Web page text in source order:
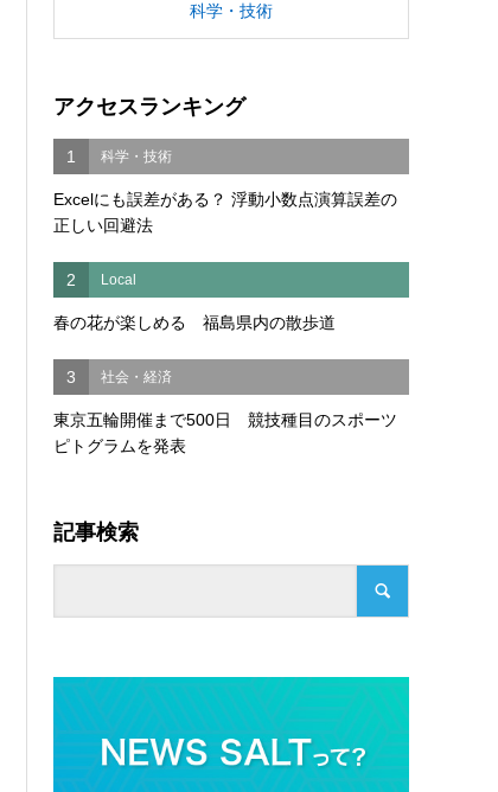
科学・技術
アクセスランキング
1 科学・技術
Excelにも誤差がある？ 浮動小数点演算誤差の
正しい回避法
2 Local
春の花が楽しめる 福島県内の散歩道
3 社会・経済
東京五輪開催まで500日 競技種目のスポーツ
ピトグラムを発表
記事検索